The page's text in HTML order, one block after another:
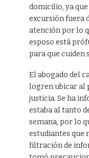
domicilio, ya
excursión fuera
atención por lo
esposo está
para que cuiden
El abogado del
logren ubicar al
justicia. Se ha
estaba al tanto
semana, por lo
estudiantes que
filtración de